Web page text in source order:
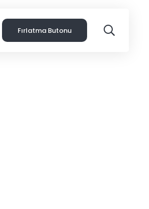
Fırlatma Butonu